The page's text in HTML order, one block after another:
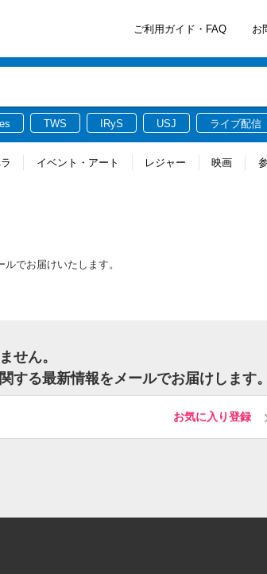
ご利用ガイド・FAQ お
TWS IRyS USJ ライブ配信
イベント・アート レジャー 映画
でお届けいたします。
せん。
る最新情報をメールでお届けします。
お気に入り登録